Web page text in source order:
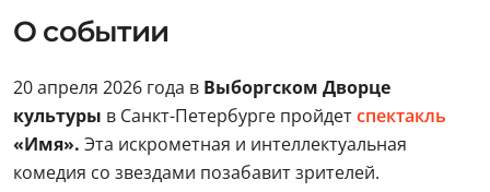
О событии
20 апреля 2026 года в Выборгском Дворце
культуры в Санкт-Петербурге пройдетспектакль
«Имя». Эта искрометная и интеллектуальная
комедия со звездами позабавит зрителей.